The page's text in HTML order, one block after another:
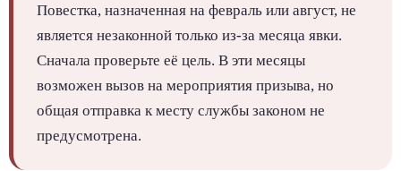
Повестка, назначенная на февраль или август, не
является незаконной только из-за месяца явки.
Сначала проверьте её цель. В эти месяцы
возможен вызов на мероприятия призыва, но
общая отправка к месту службы законом не
предусмотрена.